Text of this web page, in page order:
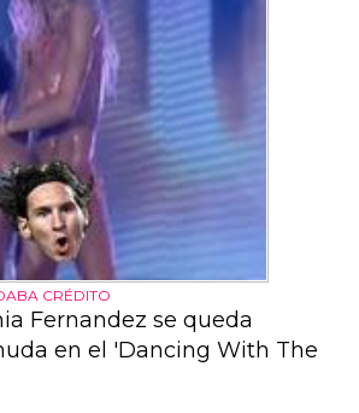
CRÉDITO
Fernandez se queda
en el 'Dancing With The